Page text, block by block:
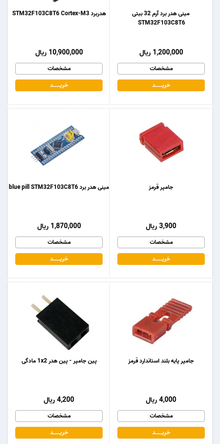
هدربرد STM32F103C8T6 Cortex-M3
10,900,000 ریال
مشخصات
خریـــــــد
مینی هدر برد آرم 32 بیتی
STM32F103C8T6
1,200,000 ریال
مشخصات
خریـــــــد
مینی هدر برد blue pill STM32F103C8T6
1,870,000 ریال
مشخصات
خریـــــــد
جامپر قرمز
3,900 ریال
مشخصات
خریـــــــد
پین جامپر - پین هدر 1x2 مادگی
4,200 ریال
مشخصات
خریـــــــد
جامپر پایه بلند استاندارد قرمز
4,000 ریال
مشخصات
خریـــــــد